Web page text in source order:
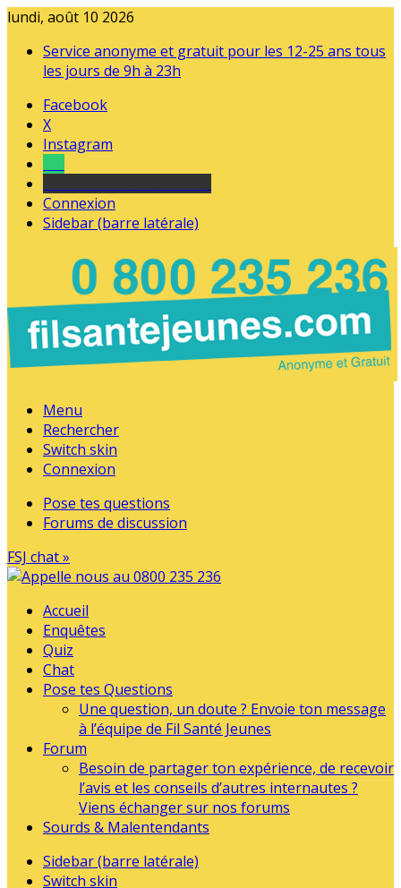
lundi, août 10 2026
Service anonyme et gratuit pour les 12-25 ans tous
les jours de 9h à 23h
Facebook
X
Instagram
Connexion
Sidebar (barre latérale)
Menu
Rechercher
Switch skin
Connexion
Pose tes questions
Forums de discussion
FSJ chat »
Accueil
Enquêtes
Quiz
Chat
Pose tes Questions
Une question, un doute ? Envoie ton message
à l’équipe de Fil Santé Jeunes
Forum
Besoin de partager ton expérience, de recevoir
l’avis et les conseils d’autres internautes ?
Viens échanger sur nos forums
Sourds & Malentendants
Sidebar (barre latérale)
Switch skin